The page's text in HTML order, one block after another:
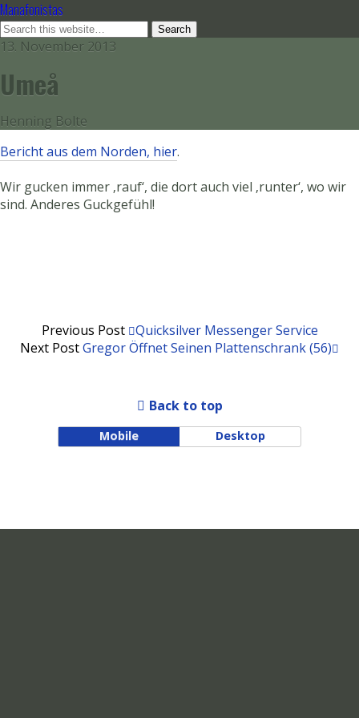
Manafonistas
13. November 2013
Umeå
Henning Bolte
Bericht aus dem Norden, hier.
Wir gucken immer ‚rauf‘, die dort auch viel ‚runter‘, wo wir
sind. Anderes Guckgefühl!
Previous Post Quicksilver Messenger Service
Next PostGregor Öffnet Seinen Plattenschrank (56)
Back to top
Mobile Desktop